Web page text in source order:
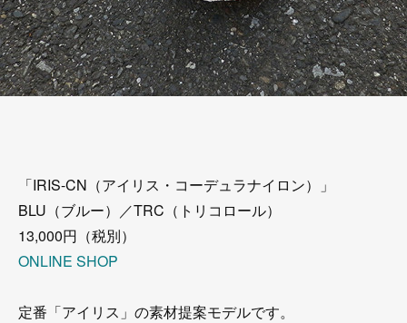
「IRIS-CN（アイリス・コーデュラナイロン）」
BLU（ブルー）／TRC（トリコロール）
13,000円（税別）
ONLINE SHOP
定番「アイリス」の素材提案モデルです。